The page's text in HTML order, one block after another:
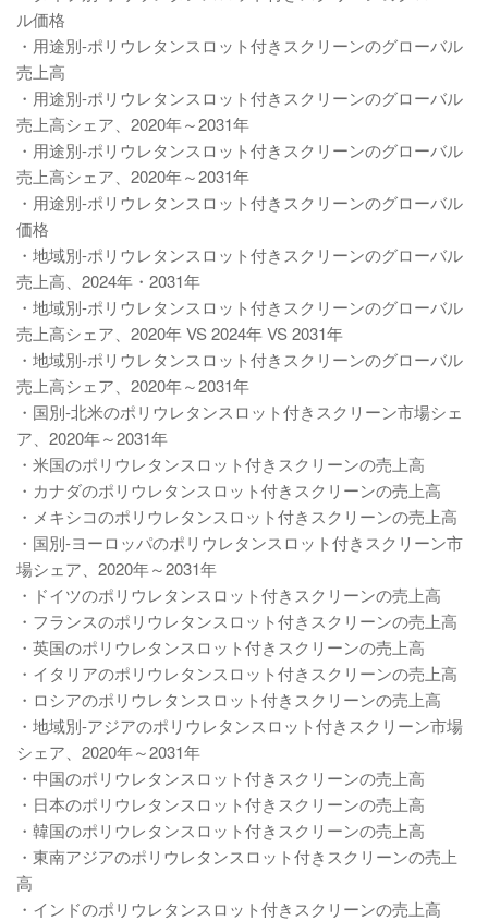
ル価格
・用途別-ポリウレタンスロット付きスクリーンのグローバル
売上高
・用途別-ポリウレタンスロット付きスクリーンのグローバル
売上高シェア、2020年～2031年
・用途別-ポリウレタンスロット付きスクリーンのグローバル
売上高シェア、2020年～2031年
・用途別-ポリウレタンスロット付きスクリーンのグローバル
価格
・地域別-ポリウレタンスロット付きスクリーンのグローバル
売上高、2024年・2031年
・地域別-ポリウレタンスロット付きスクリーンのグローバル
売上高シェア、2020年 VS 2024年 VS 2031年
・地域別-ポリウレタンスロット付きスクリーンのグローバル
売上高シェア、2020年～2031年
・国別-北米のポリウレタンスロット付きスクリーン市場シェ
ア、2020年～2031年
・米国のポリウレタンスロット付きスクリーンの売上高
・カナダのポリウレタンスロット付きスクリーンの売上高
・メキシコのポリウレタンスロット付きスクリーンの売上高
・国別-ヨーロッパのポリウレタンスロット付きスクリーン市
場シェア、2020年～2031年
・ドイツのポリウレタンスロット付きスクリーンの売上高
・フランスのポリウレタンスロット付きスクリーンの売上高
・英国のポリウレタンスロット付きスクリーンの売上高
・イタリアのポリウレタンスロット付きスクリーンの売上高
・ロシアのポリウレタンスロット付きスクリーンの売上高
・地域別-アジアのポリウレタンスロット付きスクリーン市場
シェア、2020年～2031年
・中国のポリウレタンスロット付きスクリーンの売上高
・日本のポリウレタンスロット付きスクリーンの売上高
・韓国のポリウレタンスロット付きスクリーンの売上高
・東南アジアのポリウレタンスロット付きスクリーンの売上
高
・インドのポリウレタンスロット付きスクリーンの売上高